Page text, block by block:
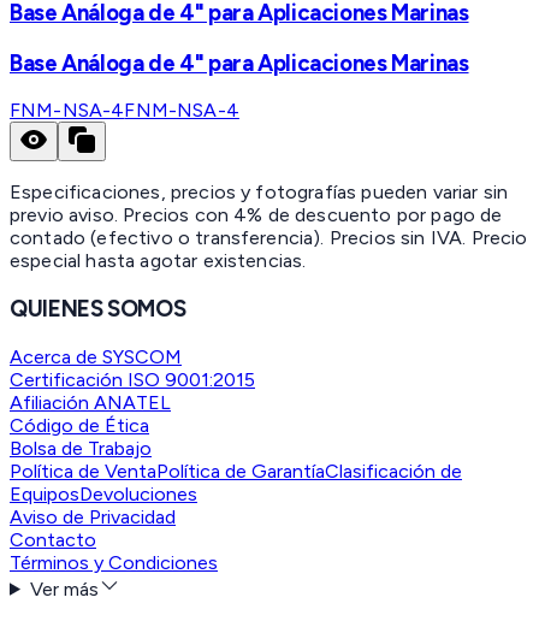
Base Análoga de 4" para Aplicaciones Marinas
Base Análoga de 4" para Aplicaciones Marinas
FNM-NSA-4FNM-NSA-4
Especificaciones, precios y fotografías pueden variar sin
previo aviso. Precios con 4% de descuento por pago de
contado (efectivo o transferencia). Precios sin IVA. Precio
especial hasta agotar existencias.
QUIENES SOMOS
Acerca de SYSCOM
Certificación ISO 9001:2015
Afiliación ANATEL
Código de Ética
Bolsa de Trabajo
Política de VentaPolítica de GarantíaClasificación de
EquiposDevoluciones
Aviso de Privacidad
Contacto
Términos y Condiciones
Ver más